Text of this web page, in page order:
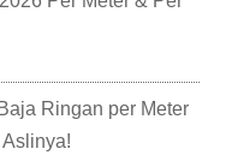
Ringan per Meter